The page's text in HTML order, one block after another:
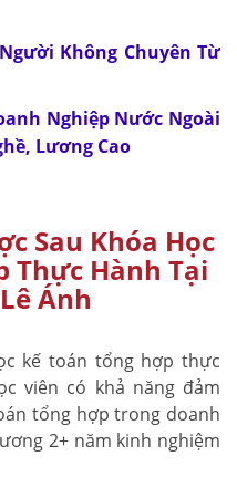
Không Chuyên Từ
Nghiệp Nước Ngoài
Lương Cao
Sau Khóa Học
Thực Hành Tại
Ánh
kế toán tổng hợp thực
viên có khả năng đảm
tổng hợp trong doanh
2+ năm kinh nghiệm